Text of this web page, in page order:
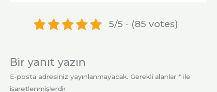
5/5 - (85 votes)
Bir yanıt yazın
E-posta adresiniz yayınlanmayacak. Gerekli alanlar * ile
işaretlenmişlerdir